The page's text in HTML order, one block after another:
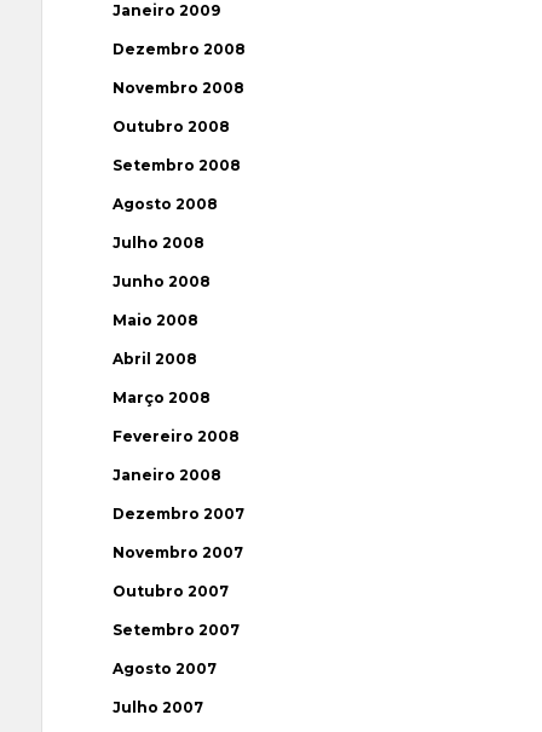
Janeiro 2009
Dezembro 2008
Novembro 2008
Outubro 2008
Setembro 2008
Agosto 2008
Julho 2008
Junho 2008
Maio 2008
Abril 2008
Março 2008
Fevereiro 2008
Janeiro 2008
Dezembro 2007
Novembro 2007
Outubro 2007
Setembro 2007
Agosto 2007
Julho 2007